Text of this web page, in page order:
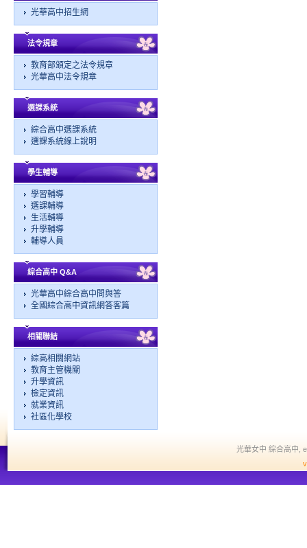
光華高中招生網
法令規章
教育部頒定之法令規章
光華高中法令規章
選課系統
綜合高中選課系統
選課系統線上說明
學生輔導
學習輔導
選課輔導
生活輔導
升學輔導
輔導人員
綜合高中 Q&A
光華高中綜合高中問與答
全國綜合高中資訊網答客篇
相關聯結
綜高相關網站
教育主管機關
升學資訊
檢定資訊
就業資訊
社區化學校
光華女中 綜合高中,